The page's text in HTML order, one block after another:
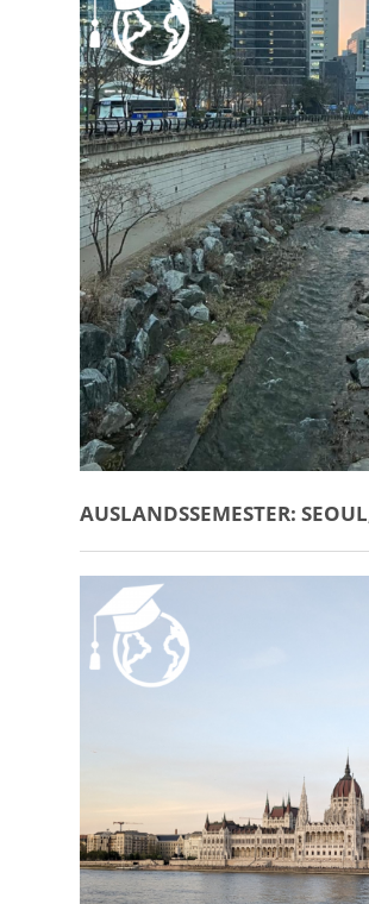
AUSLANDSSEMESTER: